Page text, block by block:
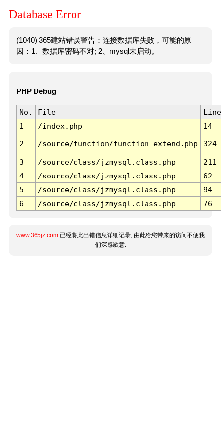
Database Error
(1040) 365建站错误警告：连接数据库失败，可能的原
因：1、数据库密码不对; 2、mysql未启动。
PHP Debug
No. File
Line
1
/index.php 14
2 /source/function/function_extend.php 324
3 /source/class/jzmysql.class.php
211
4
/source/class/jzmysql.class.php
62
5
/source/class/jzmysql.class.php
94
6
/source/class/jzmysql.class.php 76
www.365jz.com 已经将此出错信息详细记录, 由此给您带来的访问不便我
们深感歉意.